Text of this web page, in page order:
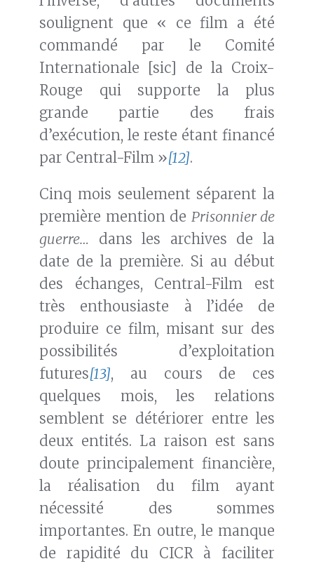
soulignent que « ce film a été
commandé par le Comité
Internationale [sic] de la Croix-
Rouge qui supporte la plus
grande partie des frais
d’exécution, le reste étant financé
par Central-Film »[12].
Cinq mois seulement séparent la
première mention de Prisonnier de
guerre… dans les archives de la
date de la première. Si au début
des échanges, Central-Film est
très enthousiaste à l’idée de
produire ce film, misant sur des
possibilités d’exploitation
futures[13], au cours de ces
quelques mois, les relations
semblent se détériorer entre les
deux entités. La raison est sans
doute principalement financière,
la réalisation du film ayant
nécessité des sommes
importantes. En outre, le manque
de rapidité du CICR à faciliter